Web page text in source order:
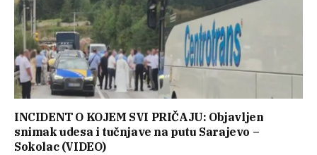
INCIDENT O KOJEM SVI PRIČAJU: Objavljen
snimak udesa i tučnjave na putu Sarajevo –
Sokolac (VIDEO)